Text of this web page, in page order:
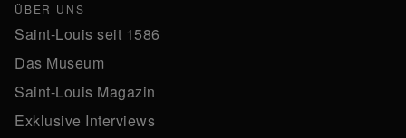
ÜBER UNS
Saint-Louis seit 1586
Das Museum
Saint-Louis Magazin
Exklusive Interviews